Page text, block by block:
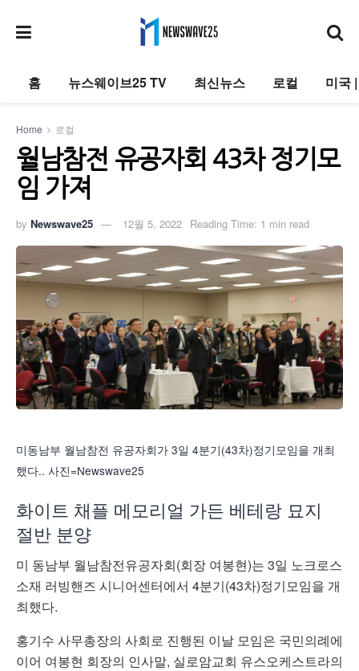
홈 뉴스웨이브25 TV 최신뉴스 로컬 미국
Home 로컬
월남참전 유공자회 43차 정기모
임 가져
by Newswave25 12월 5, 2022 Reading Time: 1 min read
미동남부 월남참전 유공자회가 3일 4분기(43차)정기모임을 개최
했다.. 사진=Newswave25
화이트 채플 메모리얼 가든 베테랑 묘지
절반 분양
미 동남부 월남참전유공자회(회장 여봉현)는 3일 노크로스
소재 러빙핸즈 시니어센터에서 4분기(43차)정기모임을 개
최했다.
홍기수 사무총장의 사회로 진행된 이날 모임은 국민의례에
이어 여봉현 회장의 인사말, 실로암교회 유스오케스트라의